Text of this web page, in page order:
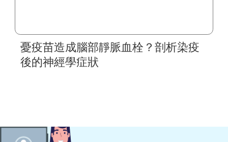
憂疫苗造成腦部靜脈血栓？剖析染疫
後的神經學症狀